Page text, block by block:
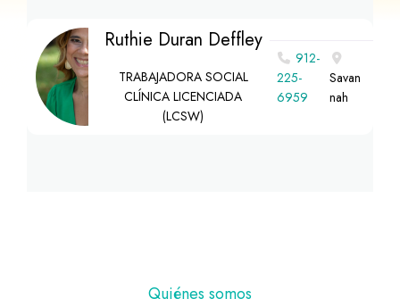
Ruthie Duran Deffley
TRABAJADORA SOCIAL
CLÍNICA LICENCIADA
(LCSW)
912-
225-
6959
Savan
nah
Quiénes somos